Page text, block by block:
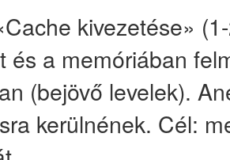
kivezetése»
és a memóriában
(bejövő levelek).
kerülnének. Cél: